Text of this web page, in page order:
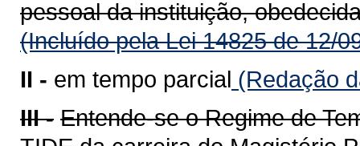
pessoal da instituição,
(Incluído pela Lei 14825 de 12/
II - em tempo parcial (Redação
III - Entende-se o Regime de